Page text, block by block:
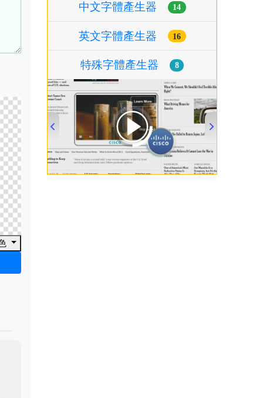
中文字體產生器 14
英文字體產生器 16
特殊字體產生器 8
00:00/00:33